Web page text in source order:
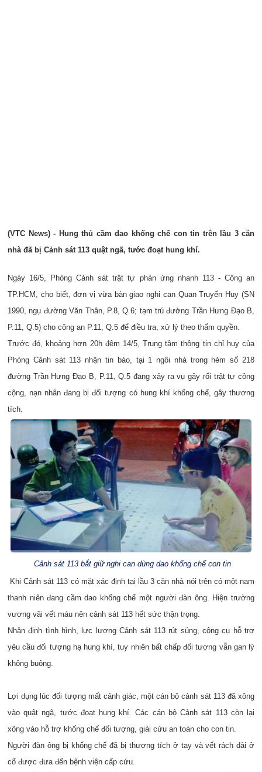
(VTC News) - Hung thủ cầm dao khống chế con tin trên lầu 3 căn
nhà đã bị Cảnh sát 113 quật ngã, tước đoạt hung khí.
Ngày 16/5, Phòng Cảnh sát trật tự phản ứng nhanh 113 - Công an
TP.HCM, cho biết, đơn vị vừa bàn giao nghi can Quan Truyển Huy (SN
1990, ngụ đường Văn Thân, P.8, Q.6; tạm trú đường Trần Hưng Đạo B,
P.11, Q.5) cho công an P.11, Q.5 để điều tra, xử lý theo thẩm quyền.
Trước đó, khoảng hơn 20h đêm 14/5, Trung tâm thông tin chỉ huy của
Phòng Cảnh sát 113 nhận tin báo, tại 1 ngôi nhà trong hẻm số 218
đường Trần Hưng Đạo B, P.11, Q.5 đang xảy ra vụ gây rối trật tự công
cộng, nạn nhân đang bị đối tượng có hung khí khống chế, gây thương
tích.
Cảnh sát 113 bắt giữ nghi can dùng dao khống chế con tin
Khi Cảnh sát 113 có mặt xác định tại lầu 3 căn nhà nói trên có một nam
thanh niên đang cầm dao khống chế một người đàn ông. Hiện trường
vương vãi vết máu nên cảnh sát 113 hết sức thận trọng.
Nhận định tình hình, lực lượng Cảnh sát 113 rút súng, công cụ hỗ trợ
yêu cầu đối tượng hạ hung khí, tuy nhiên bất chấp đối tượng vẫn gan lỳ
không buông.
Lợi dụng lúc đối tượng mất cảnh giác, một cán bộ cảnh sát 113 đã xông
vào quật ngã, tước đoạt hung khí. Các cán bộ Cảnh sát 113 còn lại
xông vào hỗ trợ khống chế đối tượng, giải cứu an toàn cho con tin.
Người đàn ông bị khống chế đã bị thương tích ở tay và vết rách dài ở
cổ được đưa đến bệnh viện cấp cứu.